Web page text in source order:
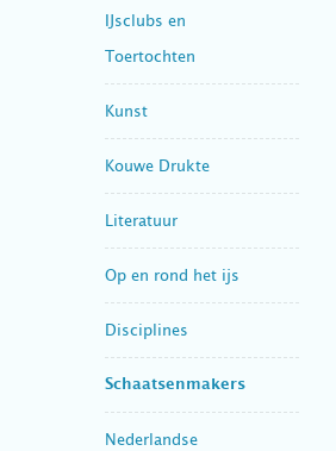
IJsclubs en
Toertochten
Kunst
Kouwe Drukte
Literatuur
Op en rond het ijs
Disciplines
Schaatsenmakers
Nederlandse